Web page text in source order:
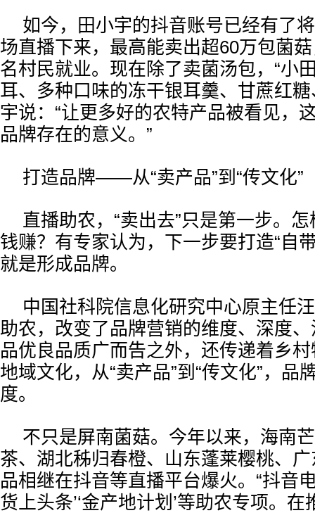
如今，田小宇的抖音账号已经有了
场直播下来，最高能卖出超60万包菌
名村民就业。现在除了卖菌汤包，“小
耳、多种口味的冻干银耳羹、甘蔗红
宇说：“让更多好的农特产品被看见，
品牌存在的意义。”
打造品牌——从“卖产品”到“传文化”
直播助农，“卖出去”只是第一步。
钱赚？有专家认为，下一步要打造“自
就是形成品牌。
中国社科院信息化研究中心原主任
助农，改变了品牌营销的维度、深度
品优良品质广而告之外，还传递着乡
地域文化，从“卖产品”到“传文化”，品
度。
不只是屏南菌菇。今年以来，海南
茶、湖北秭归春橙、山东蓬莱樱桃、
品相继在抖音等直播平台爆火。“抖音
货上头条’‘金产地计划’等助农专项。